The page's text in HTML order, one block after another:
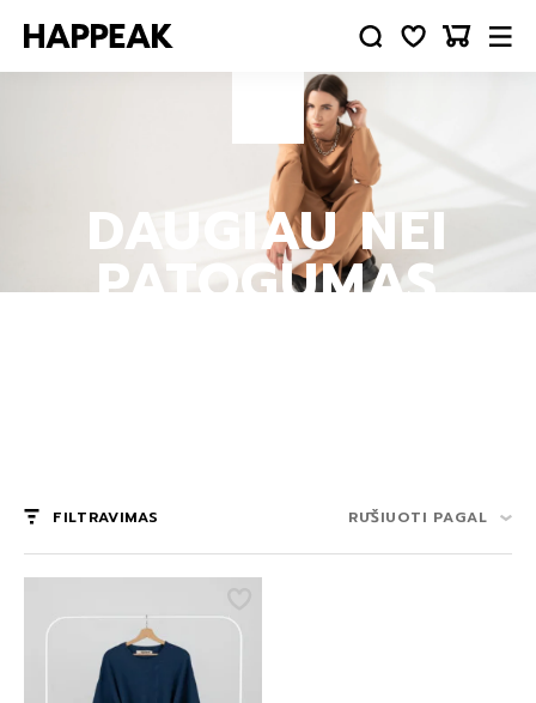
DAUGIAU NEI
PATOGUMAS
FILTRAVIMAS RŪŠIUOTI PAGAL